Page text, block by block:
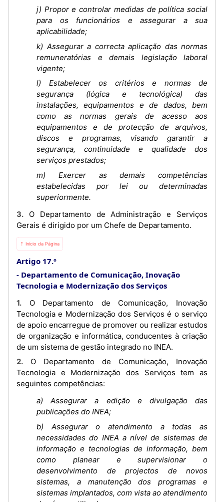
j) Propor e controlar medidas de política social
para os funcionários e assegurar a sua
aplicabilidade;
k) Assegurar a correcta aplicação das normas
remuneratórias e demais legislação laboral
vigente;
l) Estabelecer os critérios e normas de
segurança (lógica e tecnológica) das
instalações, equipamentos e de dados, bem
como as normas gerais de acesso aos
equipamentos e de protecção de arquivos,
discos e programas, visando garantir a
segurança, continuidade e qualidade dos
serviços prestados;
m) Exercer as demais competências
estabelecidas por lei ou determinadas
superiormente.
3. O Departamento de Administração e Serviços
Gerais é dirigido por um Chefe de Departamento.
⇡ Início da Página
Artigo 17.º
Departamento de Comunicação, Inovação
Tecnologia e Modernização dos Serviços
1. O Departamento de Comunicação, Inovação
Tecnologia e Modernização dos Serviços é o serviço
de apoio encarregue de promover ou realizar estudos
de organização e informática, conducentes à criação
de um sistema de gestão integrado no INEA.
2. O Departamento de Comunicação, Inovação
Tecnologia e Modernização dos Serviços tem as
seguintes competências:
a) Assegurar a edição e divulgação das
publicações do INEA;
b) Assegurar o atendimento a todas as
necessidades do INEA a nível de sistemas de
informação e tecnologias de informação, bem
como planear e supervisionar o
desenvolvimento de projectos de novos
sistemas, a manutenção dos programas e
sistemas implantados, com vista ao atendimento